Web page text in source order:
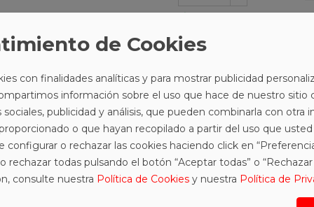
ÚLTIMAS UNIDADES EN STOCK
Envío gratuito
a partir de 60€
COMENTARIOS
de Cookies
con finalidades analíticas y para mostrar publicidad
información sobre el uso que hace de nuestro sitio
sociales, publicidad y análisis, que pueden combinarla con otra
o que hayan recopilado a partir del uso que
configurar o rechazar las cookies haciendo click en
rechazar todas pulsando el botón “Aceptar todas” o “Rechazar
consulte nuestra Política de Cookies y nuestra Política de